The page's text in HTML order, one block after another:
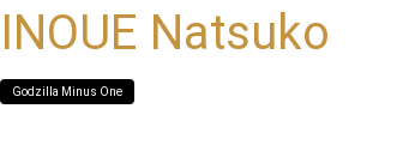
INOUE Natsuko
Godzilla Minus One